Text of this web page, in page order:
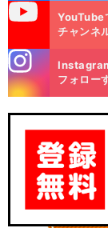
YouTube
チャンネ
m
フォロー